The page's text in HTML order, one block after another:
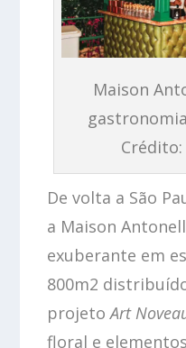
Maison
De volta a São
a Maison
exuberante em
800m2
projetoArt
floral e